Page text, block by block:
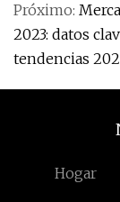
Próximo:
2023: datos
tendencias
Hogar